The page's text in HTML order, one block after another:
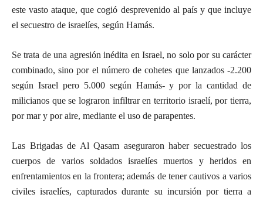
este vasto ataque, que cogió desprevenido al país y que incluye
el secuestro de israelíes, según Hamás.
Se trata de una agresión inédita en Israel, no solo por su carácter
combinado, sino por el número de cohetes que lanzados -2.200
según Israel pero 5.000 según Hamás- y por la cantidad de
milicianos que se lograron infiltrar en territorio israelí, por tierra,
por mar y por aire, mediante el uso de parapentes.
Las Brigadas de Al Qasam aseguraron haber secuestrado los
cuerpos de varios soldados israelíes muertos y heridos en
enfrentamientos en la frontera; además de tener cautivos a varios
civiles israelíes, capturados durante su incursión por tierra a